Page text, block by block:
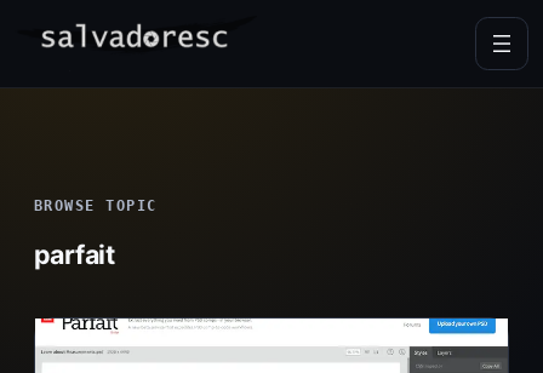
BROWSE TOPIC
parfait